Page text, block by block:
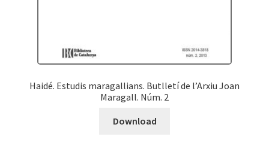
Haidé. Estudis maragallians. Butlletí de l’Arxiu Joan
Maragall. Núm. 2
Download